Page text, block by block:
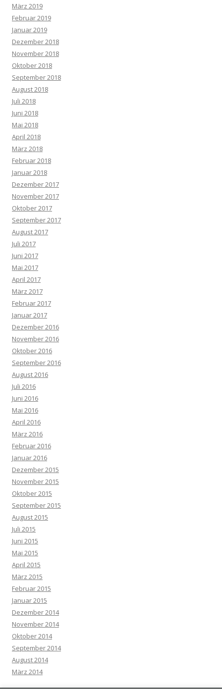
März 2019
Februar 2019
Januar 2019
Dezember 2018
November 2018
Oktober 2018
September 2018
August 2018
Juli 2018
Juni 2018
Mai 2018
April 2018
März 2018
Februar 2018
Januar 2018
Dezember 2017
November 2017
Oktober 2017
September 2017
August 2017
Juli 2017
Juni 2017
Mai 2017
April 2017
März 2017
Februar 2017
Januar 2017
Dezember 2016
November 2016
Oktober 2016
September 2016
August 2016
Juli 2016
Juni 2016
Mai 2016
April 2016
März 2016
Februar 2016
Januar 2016
Dezember 2015
November 2015
Oktober 2015
September 2015
August 2015
Juli 2015
Juni 2015
Mai 2015
April 2015
März 2015
Februar 2015
Januar 2015
Dezember 2014
November 2014
Oktober 2014
September 2014
August 2014
März 2014